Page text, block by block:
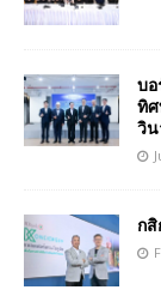
บ
ทิ
วิ
กสิ